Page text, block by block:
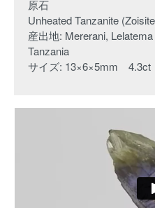
原石
Unheated Tanzanite
産出地: Mererani,
Tanzania
サイズ: 13×6×5mm 4.3ct